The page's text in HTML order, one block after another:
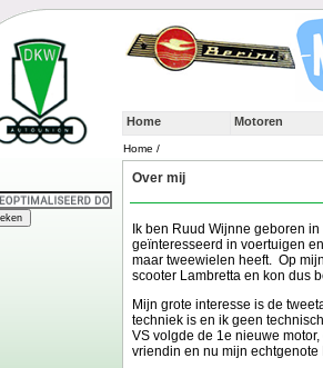
Home /
Over mij
Ik ben Ruud Wijnne geboren
geïnteresseerd in voertuigen
maar tweewielen heeft. Op
scooter Lambretta en kon dus
Mijn grote interesse is de
techniek is en ik geen
VS volgde de 1e nieuwe
vriendin en nu mijn
Home Motoren